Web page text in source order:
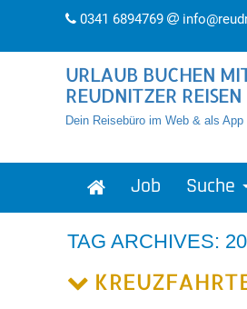
0341 6894769
URLAUB BUCHEN
REUDNITZER REISEN
Dein Reisebüro im Web & als App
Job Suche
TAG ARCHIVES: